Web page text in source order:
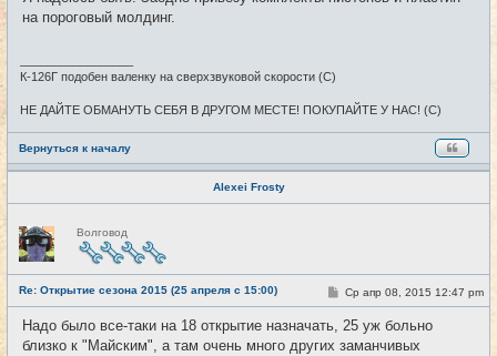
б
на пороговый молдинг.
К-126Г подобен валенку на сверхзвуковой скорости (С)
НЕ ДАЙТЕ ОБМАНУТЬ СЕБЯ В ДРУГОМ МЕСТЕ! ПОКУПАЙТЕ У НАС! (С)
Вернуться к началу
Alexei Frosty
Н
е
в
с
е
т
и
Волговод
Re: Открытие сезона 2015 (25 апреля с 15:00) #26
С
о
о
б
щ
Ср апр 08, 2015 12:47 pm
Надо было все-таки на 18 открытие назначать, 25 уж больно
близко к "Майским", а там очень много других заманчивых